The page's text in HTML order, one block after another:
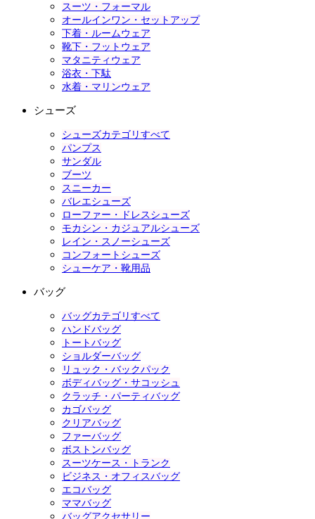
スーツ・フォーマル
オールインワン・セットアップ
下着・ルームウェア
靴下・フットウェア
マタニティウェア
浴衣・下駄
水着・マリンウェア
シューズ
シューズカテゴリすべて
パンプス
サンダル
ブーツ
スニーカー
バレエシューズ
ローファー・ドレスシューズ
モカシン・カジュアルシューズ
レイン・スノーシューズ
コンフォートシューズ
シューケア・靴用品
バッグ
バッグカテゴリすべて
ハンドバッグ
トートバッグ
ショルダーバッグ
リュック・バックパック
ボディバッグ・サコッシュ
クラッチ・パーティバッグ
カゴバッグ
クリアバッグ
ファーバッグ
ボストンバッグ
スーツケース・トランク
ビジネス・オフィスバッグ
エコバッグ
ママバッグ
バッグアクセサリー